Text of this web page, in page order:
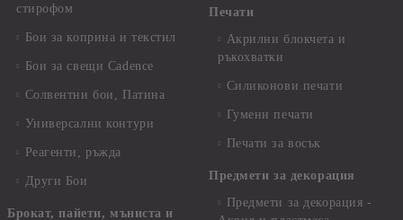
стирофом
Бои за коприна и текстил
Бои за свещи Cadence
Солвентни бои, Патина
Универсални контури
Реагенти, ръжда
Други Бои
Брокат, пайети, мъниста и
Печати
Акрилни блокчета и
ръкохватки
Силиконови печати
Гумени печати
Печати за восък
Предмети за декорация
Предмети за декорация -